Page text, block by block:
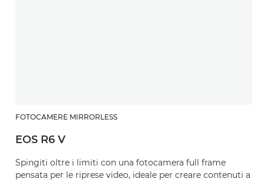
FOTOCAMERE MIRRORLESS
EOS R6 V
Spingiti oltre i limiti con una fotocamera full frame
pensata per le riprese video, ideale per creare contenuti a